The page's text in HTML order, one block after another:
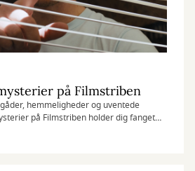
på Filmstriben
hemmeligheder og uventede
på Filmstriben holder dig fanget
Perfekt til dig, der elsker at gætte